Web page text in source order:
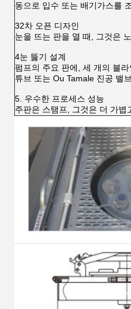
동으로 입수 또는 배기가스를
32차 오픈 디자인
눈을 뜨는 판을 열 때, 그것은
4눈 뚫기 설계
펌프의 주요 판에, 세 개의 블
튜브 또는 Ou Tamale 진공 밸
5. 우수한 프로세스 성능
주판은 스탬프, 그것은 더 가볍